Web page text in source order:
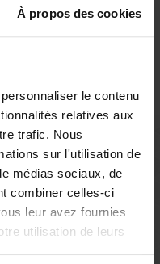
À propos des cookies
le contenu
relatives aux
trafic. Nous
sur l'utilisation de
médias sociaux, de
combiner celles-ci
leur avez fournies
utilisation de leurs